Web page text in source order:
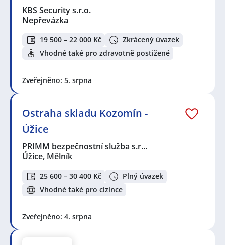
KBS Security s.r.o.
Nepřevázka
19 500 – 22 000 Kč
Zkrácený úvazek
Vhodné také pro zdravotně postižené
Zveřejněno: 5. srpna
Ostraha skladu Kozomín -
Úžice
PRIMM bezpečnostní služba s.r…
Úžice, Mělník
25 600 – 30 400 Kč
Plný úvazek
Vhodné také pro cizince
Zveřejněno: 4. srpna